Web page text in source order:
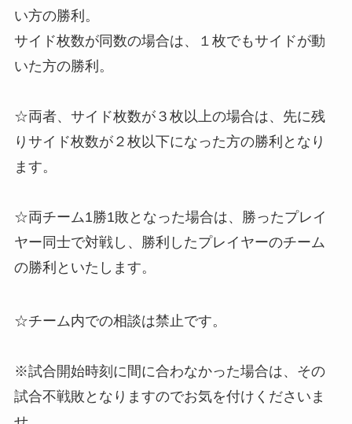
い方の勝利。
サイド枚数が同数の場合は、１枚でもサイドが動
いた方の勝利。
☆両者、サイド枚数が３枚以上の場合は、先に残
りサイド枚数が２枚以下になった方の勝利となり
ます。
☆両チーム1勝1敗となった場合は、勝ったプレイ
ヤー同士で対戦し、勝利したプレイヤーのチーム
の勝利といたします。
☆チーム内での相談は禁止です。
※試合開始時刻に間に合わなかった場合は、その
試合不戦敗となりますのでお気を付けくださいま